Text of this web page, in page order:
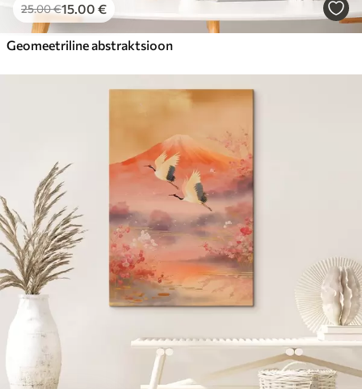
25.00€15.00 €
Geomeetriline abstraktsioon